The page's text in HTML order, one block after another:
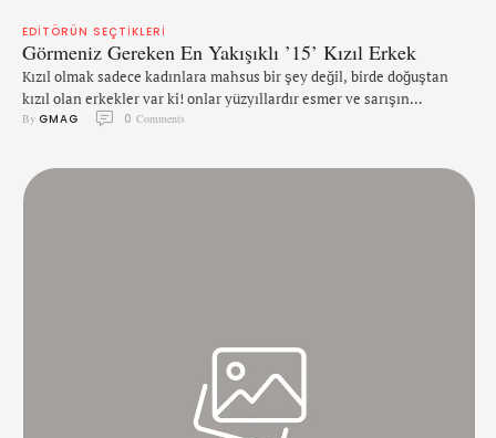
EDITÖRÜN SEÇTIKLERI
Görmeniz Gereken En Yakışıklı ’15’ Kızıl Erkek
Kızıl olmak sadece kadınlara mahsus bir şey değil, birde doğuştan
kızıl olan erkekler var ki! onlar yüzyıllardır esmer ve sarışın
erkeklerin gölgesinde kalsa da, bizim gözümüze batan, ve dünyada
bakalım istedik. ANDY DALTON - Cincinnati Bengals takımının oyun
kurucusu BARTEK BOROWİEC - MODEL BOB HARPER - NBC'nin …
By GMAG 0 Comments